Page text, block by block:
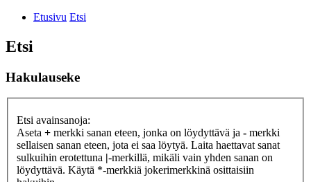
Etusivu Etsi
Etsi
Hakulauseke
Etsi avainsanoja:
Aseta + merkki sanan eteen, jonka on löydyttävä ja - merkki
sellaisen sanan eteen, jota ei saa löytyä. Laita haettavat sanat
sulkuihin erotettuna |-merkillä, mikäli vain yhden sanan on
löydyttävä. Käytä *-merkkiä jokerimerkkinä osittaisiin